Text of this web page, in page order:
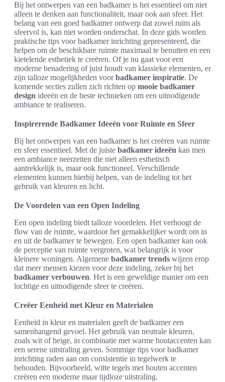
Bij het ontwerpen van een badkamer is het essentieel om niet
alleen te denken aan functionaliteit, maar ook aan sfeer. Het
belang van een goed badkamer ontwerp dat zowel ruim als
sfeervol is, kan niet worden onderschat. In deze gids worden
praktische tips voor badkamer inrichting gepresenteerd, die
helpen om de beschikbare ruimte maximaal te benutten en een
kietelende esthetiek te creëren. Of je nu gaat voor een
moderne benadering of juist houdt van klassieke elementen, er
zijn talloze mogelijkheden voorbadkamer inspiratie. De
komende secties zullen zich richten op mooie badkamer
design ideeën en de beste technieken om een uitnodigende
ambiance te realiseren.
Inspirerende Badkamer Ideeën voor Ruimte en Sfeer
Bij het ontwerpen van een badkamer is het creëren van ruimte
en sfeer essentieel. Met de juiste badkamer ideeën kan men
een ambiance neerzetten die niet alleen esthetisch
aantrekkelijk is, maar ook functioneel. Verschillende
elementen kunnen hierbij helpen, van de indeling tot het
gebruik van kleuren en licht.
De Voordelen van een Open Indeling
Een open indeling biedt talloze voordelen. Het verhoogt de
flow van de ruimte, waardoor het gemakkelijker wordt om in
en uit de badkamer te bewegen. Een open badkamer kan ook
de perceptie van ruimte vergroten, wat belangrijk is voor
kleinere woningen. Algemene badkamer trends wijzen erop
dat meer mensen kiezen voor deze indeling, zeker bij het
badkamer verbouwen. Het is een geweldige manier om een
luchtige en uitnodigende sfeer te creëren.
Creëer Eenheid met Kleur en Materialen
Eenheid in kleur en materialen geeft de badkamer een
samenhangend gevoel. Het gebruik van neutrale kleuren,
zoals wit of beige, in combinatie met warme houtaccenten kan
een serene uitstraling geven. Sommige tips voor badkamer
inrichting raden aan om consistentie in tegelwerk te
behouden. Bijvoorbeeld, witte tegels met houten accenten
creëren een moderne maar tijdloze uitstraling.